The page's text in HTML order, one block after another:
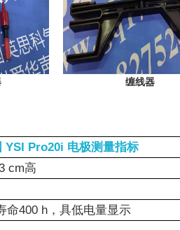
缠线器
YSI Pro20i 电极测量指标
cm高
命400 h，具低电量显示